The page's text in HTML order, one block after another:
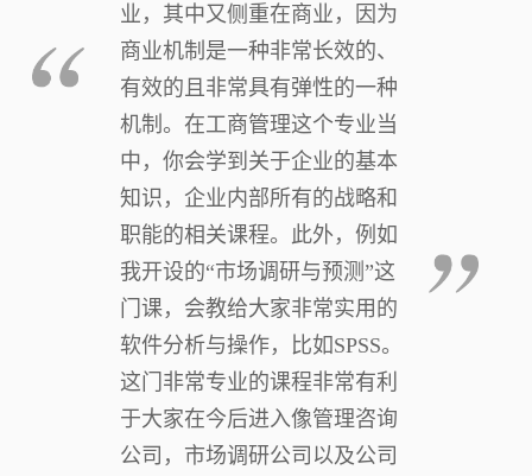
业，其中又侧重在商业，因为
商业机制是一种非常长效的、
有效的且非常具有弹性的一种
机制。在工商管理这个专业当
中，你会学到关于企业的基本
知识，企业内部所有的战略和
职能的相关课程。此外，例如
我开设的“市场调研与预测”这
门课，会教给大家非常实用的
软件分析与操作，比如SPSS。
这门非常专业的课程非常有利
于大家在今后进入像管理咨询
公司，市场调研公司以及公司